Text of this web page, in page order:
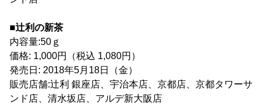
■辻利の新茶
内容量:50ｇ
価格: 1,000円（税込 1,080円）
発売日: 2018年5月18日（金）
販売店舗:辻利 銀座店、宇治本店、京都店、京都タワーサ
ンド店、清水坂店、アルデ新大阪店